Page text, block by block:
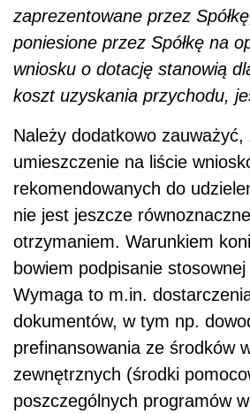
zaprezentowane przez
poniesione przez Spółkę na
wniosku o dotację stanowią
koszt uzyskania przychodu,
Należy dodatkowo zauważyć,
umieszczenie na liście
rekomendowanych do
nie jest jeszcze
otrzymaniem. Warunkiem
bowiem podpisanie stosownej
Wymaga to m.in.
dokumentów, w tym np.
prefinansowania ze środków
zewnętrznych (środki
poszczególnych programów